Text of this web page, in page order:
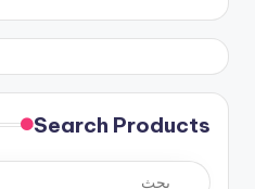
Search Products